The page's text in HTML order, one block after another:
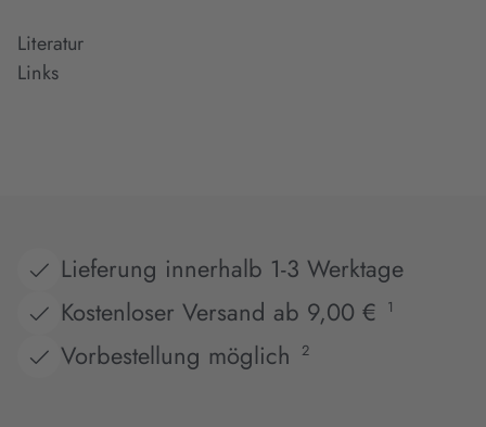
Literatur
Links
Lieferung innerhalb 1-3 Werktage
Kostenloser Versand ab 9,00 €
1
Vorbestellung möglich 2